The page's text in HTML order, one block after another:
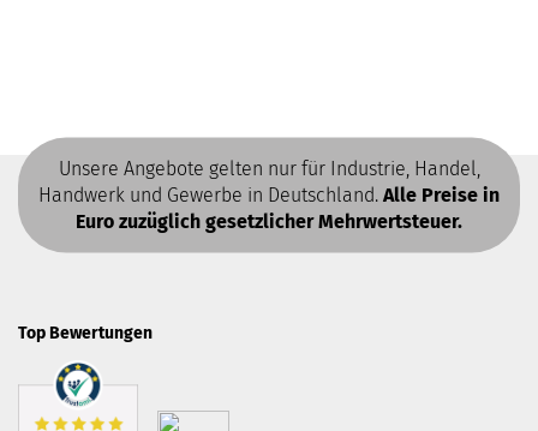
Unsere Angebote gelten nur für Industrie, Handel,
Handwerk und Gewerbe in Deutschland. Alle Preise in
Euro zuzüglich gesetzlicher Mehrwertsteuer.
Top Bewertungen